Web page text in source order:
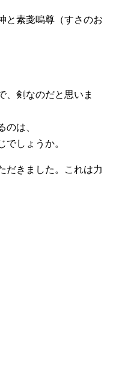
と素戔嗚尊（すさのお
、剣なのだと思いま
のは、
でしょうか。
だきました。これは力